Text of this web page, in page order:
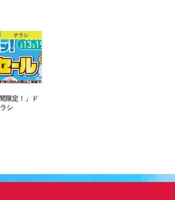
チラシ
限定！」ド
シ